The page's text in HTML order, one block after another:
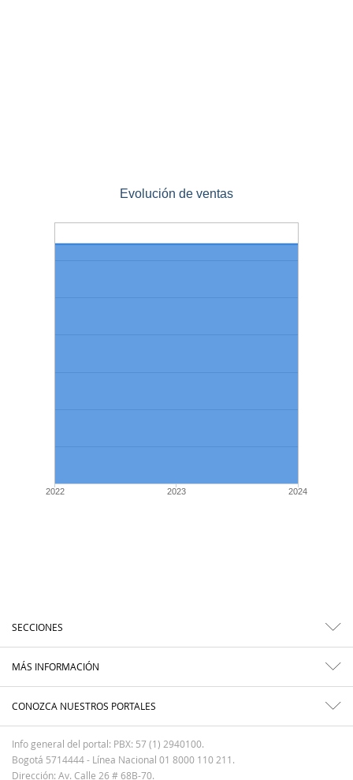
Evolución de ventas
2022 2023 2024
SECCIONES
MÁS INFORMACIÓN
CONOZCA NUESTROS PORTALES
Info general del portal: PBX: 57 (1) 2940100.
Bogotá 5714444 - Línea Nacional 01 8000 110 211.
Dirección: Av. Calle 26 # 68B-70.